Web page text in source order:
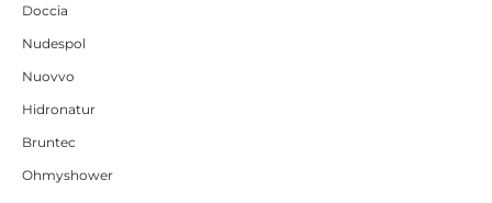
Doccia
Nudespol
Nuovvo
Hidronatur
Bruntec
Ohmyshower